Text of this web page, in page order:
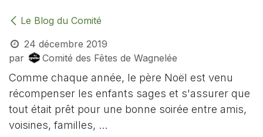
Le Blog du Comité
24 décembre 2019
par
Comité des Fêtes de Wagnelée
Comme chaque année, le père Noël est venu
récompenser les enfants sages et s'assurer que
tout était prêt pour une bonne soirée entre amis,
voisines, familles, ...